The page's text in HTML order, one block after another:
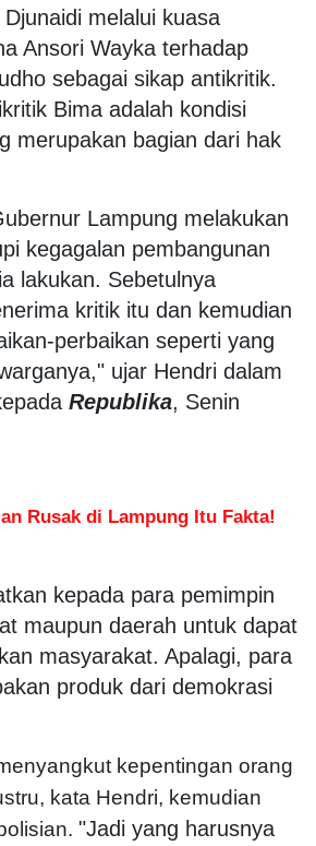
Djunaidi melalui kuasa
Ansori Wayka terhadap
sebagai sikap antikritik.
Bima adalah kondisi
merupakan bagian dari hak
Lampung melakukan
kegagalan pembangunan
lakukan. Sebetulnya
kritik itu dan kemudian
perbaikan seperti yang
ujar Hendri dalam
Republika, Senin
Rusak di Lampung Itu Fakta!
kepada para pemimpin
maupun daerah untuk dapat
masyarakat. Apalagi, para
produk dari demokrasi
kepentingan orang
kata Hendri, kemudian
"Jadi yang harusnya